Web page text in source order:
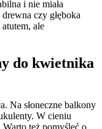
i nie miała
czy głęboka
ale
do kwietnika
Na słoneczne balkony
W cieniu